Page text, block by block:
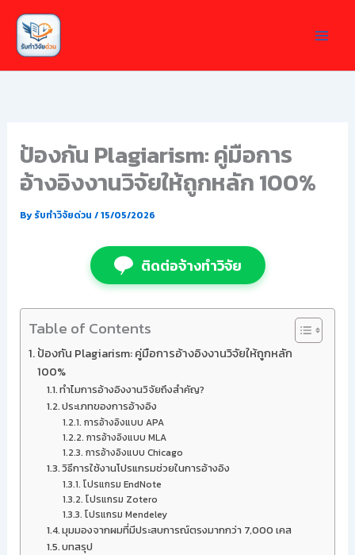
Skip
content
ป้องกัน Plagiarism: คู่มือการ
อ้างอิงงานวิจัยให้ถูกหลัก 100%
Byรับทำวิจัยด่วน /15/05/2026
ติดต่อจ้างทำวิจัย
Table of Contents
ป้องกัน Plagiarism: คู่มือการอ้างอิงงานวิจัยให้ถูกหลัก
100%
ทำไมการอ้างอิงงานวิจัยถึงสำคัญ?
ประเภทของการอ้างอิง
การอ้างอิงแบบ APA
การอ้างอิงแบบ MLA
การอ้างอิงแบบ Chicago
วิธีการใช้งานโปรแกรมช่วยในการอ้างอิง
โปรแกรม EndNote
โปรแกรม Zotero
โปรแกรม Mendeley
มุมมองจากผมที่มีประสบการณ์ตรงมากกว่า 7,000 เคส
บทสรุป